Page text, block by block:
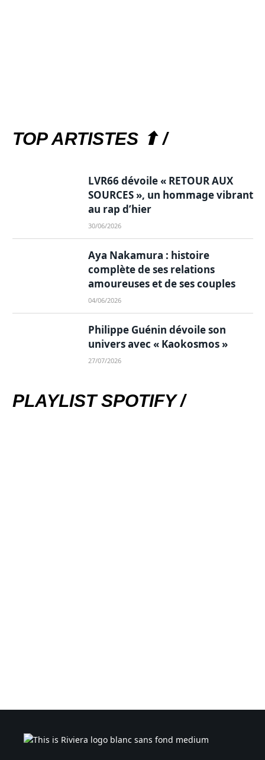
TOP ARTISTES ⬆ /
LVR66 dévoile « RETOUR AUX
SOURCES », un hommage vibrant
au rap d’hier
30/06/2026
Aya Nakamura : histoire
complète de ses relations
amoureuses et de ses couples
04/06/2026
Philippe Guénin dévoile son
univers avec « Kaokosmos »
27/07/2026
PLAYLIST SPOTIFY /